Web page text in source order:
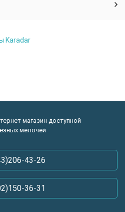
Karadar
магазин доступной
мелочей
43-26
36-31